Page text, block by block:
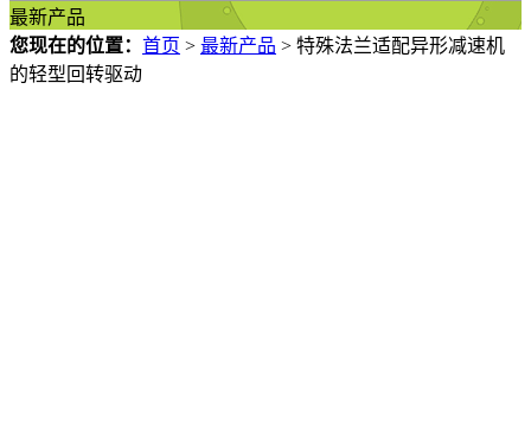
最新产品
您现在的位置： 首页 > 最新产品 > 特殊法兰适配异形减速机
的轻型回转驱动